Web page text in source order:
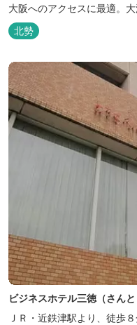
大阪へのアクセスに最適。
北勢
ビジネスホテル三徳（さんと
ＪＲ・近鉄津駅より、徒歩